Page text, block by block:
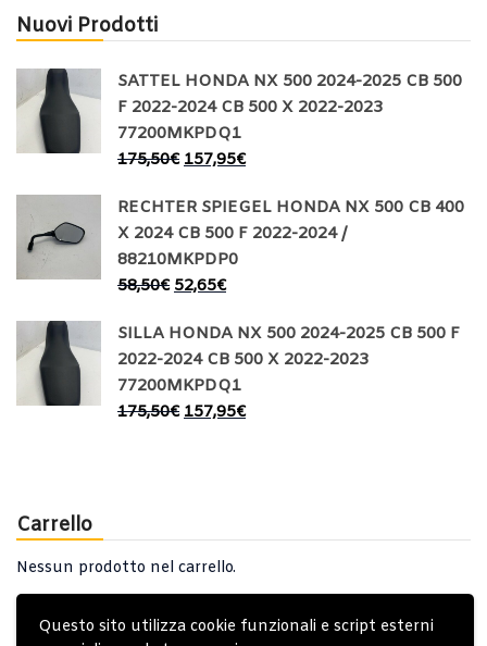
Questo sito utilizza cookie funzionali e script esterni
Nuovi Prodotti
SATTEL HONDA NX 500 2024-2025 CB 500
F 2022-2024 CB 500 X 2022-2023
77200MKPDQ1
175,50€ 157,95€
RECHTER SPIEGEL HONDA NX 500 CB 400
X 2024 CB 500 F 2022-2024 /
88210MKPDP0
58,50€ 52,65€
SILLA HONDA NX 500 2024-2025 CB 500 F
2022-2024 CB 500 X 2022-2023
77200MKPDQ1
175,50€ 157,95€
Carrello
Nessun prodotto nel carrello.